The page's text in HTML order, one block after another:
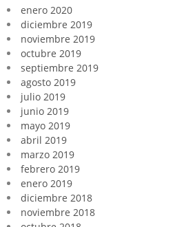
enero 2020
diciembre 2019
noviembre 2019
octubre 2019
septiembre 2019
agosto 2019
julio 2019
junio 2019
mayo 2019
abril 2019
marzo 2019
febrero 2019
enero 2019
diciembre 2018
noviembre 2018